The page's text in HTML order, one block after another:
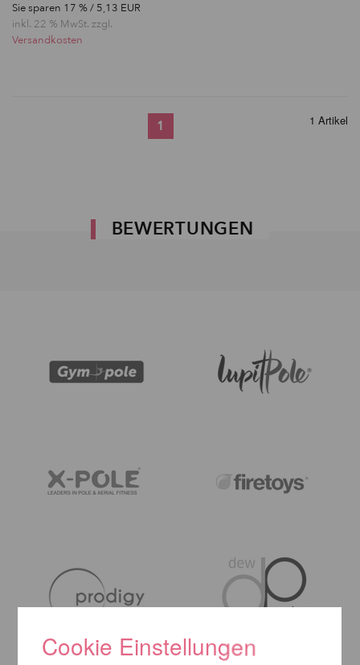
Sie sparen 17 % / 5,13 EUR
inkl. 22 % MwSt. zzgl.
Versandkosten
1 1 Artikel
BEWERTUNGEN
Cookie Einstellungen